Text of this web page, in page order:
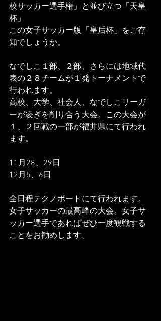
校サッカー選手権」と並び立つ「天皇
杯」
この女子サッカー版「皇后杯」をご存
知でしょうか。
なでしこ１部、２部、さらには地域代
表の２８チームが１発トーナメントで
行われます。
高校、大学、社会人、なでしこリーガ
ーが凌ぎを削り合う大会。この大会が
１、２回戦の一部が福井県にて行われ
ます。
11月28、29日
12月5、6日
全日程テクノポートにて行われます。
女子サッカーの最高峰の大会。女子サ
ッカー選手であればぜひ一度観戦する
ことをお勧めします。